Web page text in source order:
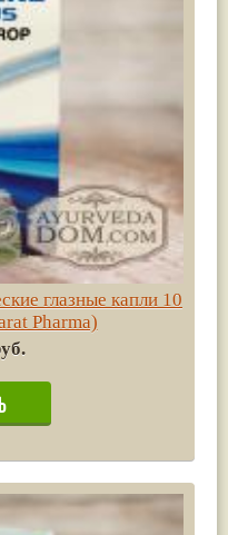
глазные капли 10
Pharma)